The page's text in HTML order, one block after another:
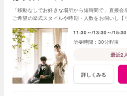
「移動なしでお好きな場所から短時間で」直接会
ご希望の挙式スタイルや時期・人数をお伺いし
11:30～ 13:30～ 15:30
30分程度
最近2
詳しくみる